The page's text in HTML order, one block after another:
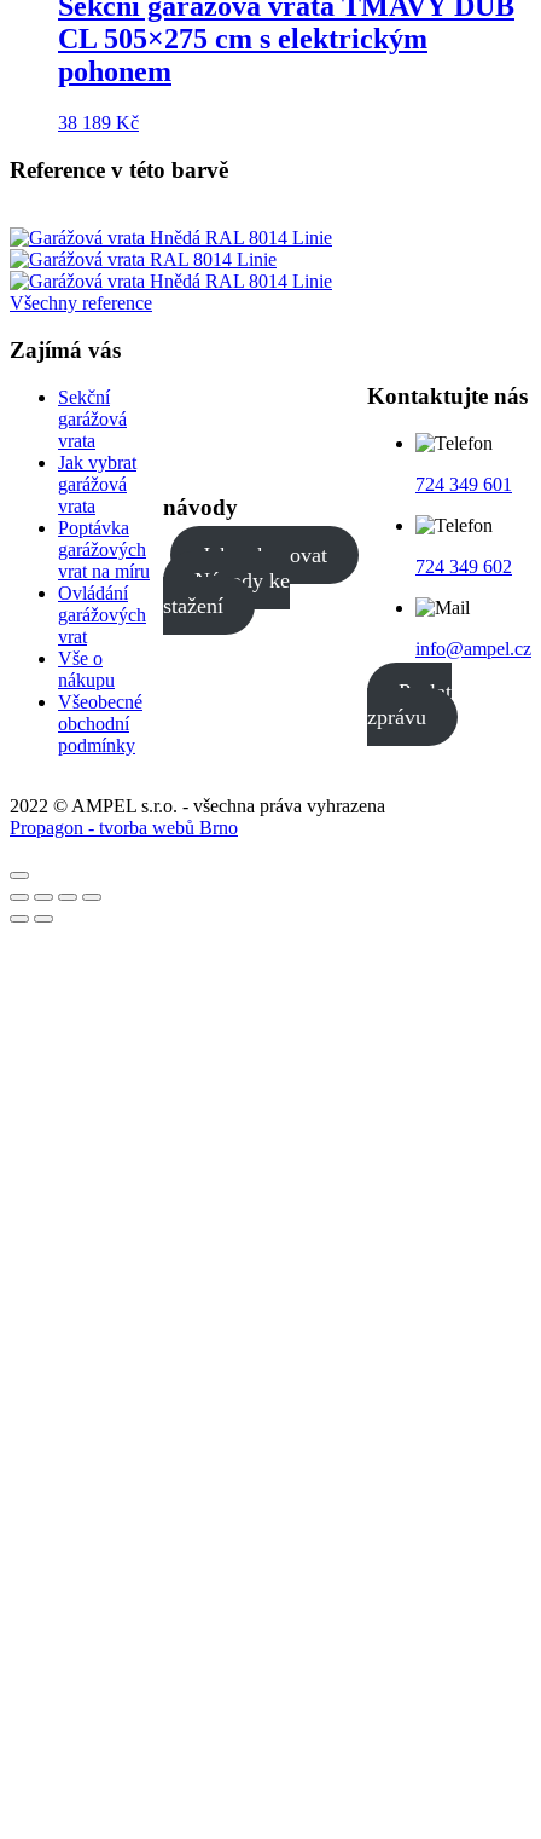
CL 505×275 cm s elektrickým
pohonem
38 189 Kč
Reference v této barvě
Všechny reference
Zajímá vás
Sekční
garážová
vrata
Jak vybrat
garážová
vrata
Poptávka
garážových
vrat na míru
Ovládání
garážových
vrat
Vše o
nákupu
Všeobecné
obchodní
podmínky
návody
Jak nakupovat
Návody ke
stažení
Kontaktujte nás
724 349 601
724 349 602
info@ampel.cz
Poslat
zprávu
2022 © AMPEL s.r.o. - všechna práva vyhrazena
Propagon - tvorba webů Brno